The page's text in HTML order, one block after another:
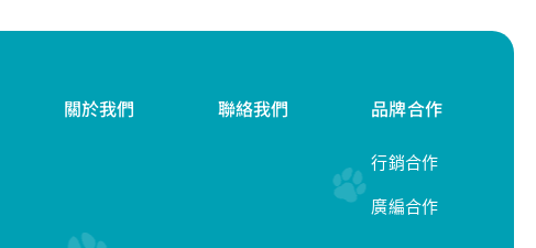
關於我們 聯絡我們 品牌合作
行銷合作
廣編合作